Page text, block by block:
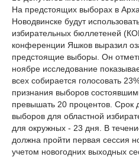
На предстоящих выборах в
Новодвинске будут
избирательных бюллетеней
конференции Яшков выразил
предстоящие выборы. Он
ноябре исследование
всех собирается голосовать
признания выборов
превышать 20 процентов. Срок
выборов для областной
для окружных - 23 дня. В
должна пройти первая сессия
учетом новогодних выходных